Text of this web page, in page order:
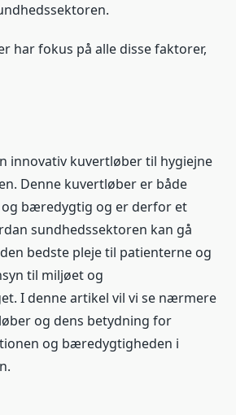
har fokus på alle disse faktorer,
innovativ kuvertløber til hygiejne
Denne kuvertløber er både
og bæredygtig og er derfor et
sundhedssektoren kan gå
bedste pleje til patienterne og
til miljøet og
I denne artikel vil vi se nærmere
og dens betydning for
og bæredygtigheden i